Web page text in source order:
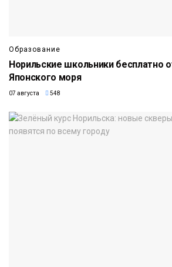
Образование
Норильские школьники бесплатно
Японского моря
07 августа 548